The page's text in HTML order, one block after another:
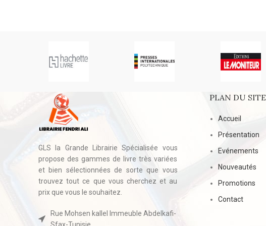
GLS la Grande Librairie Spécialisée vous
propose des gammes de livre très variées
et bien sélectionnées de sorte que vous
trouvez tout ce que vous cherchez et au
prix que vous le souhaitez.
Rue Mohsen kallel Immeuble Abdelkafi-
Sfax-Tunisie
PLAN DU SITE
Accueil
Présentation
Evénements
Nouveautés
Promotions
Contact